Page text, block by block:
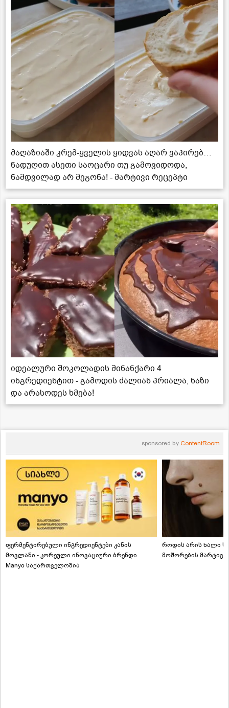
მაღაზიაში კრემ-ყველის ყიდვას აღარ ვაპირებ…
ნადუღით ასეთი საოცარი თუ გამოვიდოდა,
ნამდვილად არ მეგონა! - მარტივი რეცეპტი
იდეალური შოკოლადის მინანქარი 4
ინგრედიენტით - გამოდის ძალიან პრიალა, ნაზი
და არასოდეს ხმება!
sponsored by ContentRoom
ფერმენტირებული ინგრედიენტები კანის
მოვლაში - კორეული ინოვაციური ბრენდი
Manyo საქართველოშია
როდის არის ხალი
მოშორების